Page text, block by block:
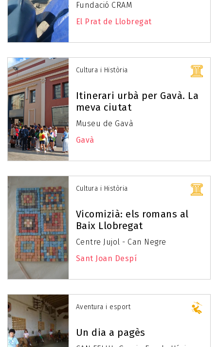
Fundació CRAM
El Prat de Llobregat
Cultura i Història
Itinerari urbà per Gavà. La
meva ciutat
Museu de Gavà
Gavà
Cultura i Història
Vicomizià: els romans al
Baix Llobregat
Centre Jujol - Can Negre
Sant Joan Despí
Aventura i esport
Un dia a pagès